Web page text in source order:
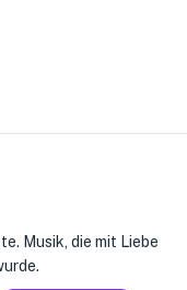
Musik, die mit Liebe